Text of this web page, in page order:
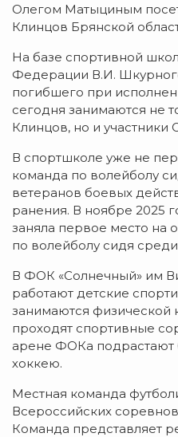
Олегом Матыциным
Клинцов Брянской
На базе спортивной
Федерации В.И.
погибшего при
сегодня занимаются не
Клинцов, но и участники
В спортшколе уже не
команда по волейболу
ветеранов боевых
ранения. В ноябре 2025
заняла первое место на
по волейболу сидя
В ФОК «Солнечный» им
работают детские
занимаются физической
проходят спортивные
арене ФОКа
хоккею.
Местная команда
Всероссийских
Команда представляет